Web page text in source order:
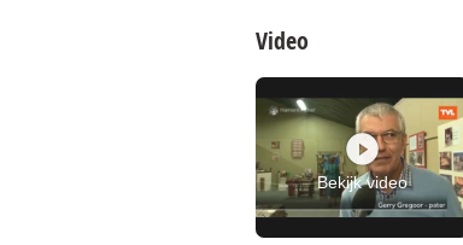
Video
Bekijk video